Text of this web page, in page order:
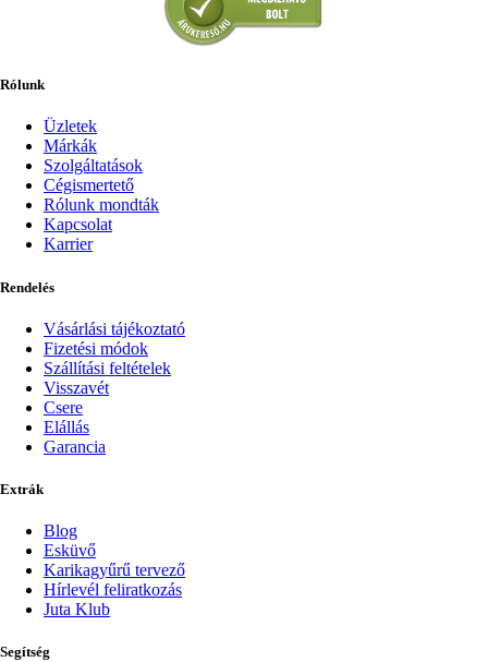
Rólunk
Üzletek
Márkák
Szolgáltatások
Cégismertető
Rólunk mondták
Kapcsolat
Karrier
Rendelés
Vásárlási tájékoztató
Fizetési módok
Szállítási feltételek
Visszavét
Csere
Elállás
Garancia
Extrák
Blog
Esküvő
Karikagyűrű tervező
Hírlevél feliratkozás
Juta Klub
Segítség